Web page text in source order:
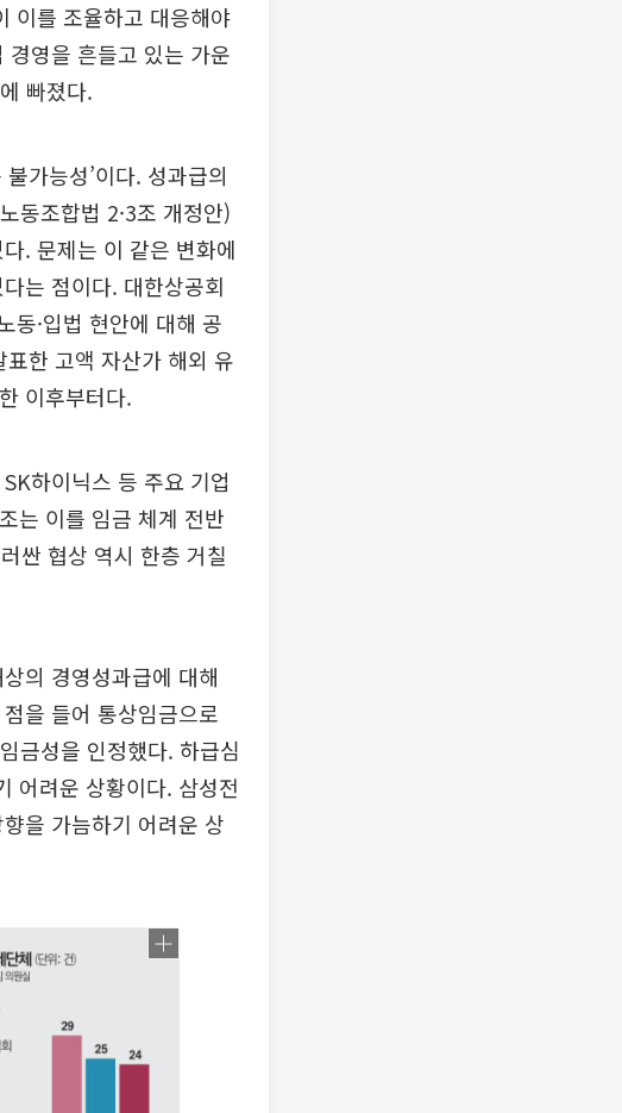
이를 조율하고 대응해야
영을 흔들고 있는 가운
빠졌다.
가능성’이다. 성과급의
동조합법 2·3조 개정안)
. 문제는 이 같은 변화에
는 점이다. 대한상공회
동·입법 현안에 대해 공
한 고액 자산가 해외 유
이후부터다.
하이닉스 등 주요 기업
는 이를 임금 체계 전반
싼 협상 역시 한층 거칠
의 경영성과급에 대해
을 들어 통상임금으로
금성을 인정했다. 하급심
어려운 상황이다. 삼성전
을 가늠하기 어려운 상